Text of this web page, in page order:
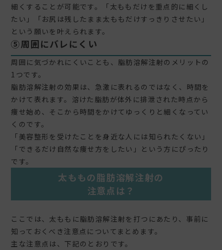
細くすることが可能です。「太ももだけを重点的に細くし
たい」「お尻は残したまま太ももだけすっきりさせたい」
という願いを叶えられます。
⑤周囲にバレにくい
周囲に気づかれにくいことも、脂肪溶解注射のメリットの
1つです。
脂肪溶解注射の効果は、急激に表れるのではなく、時間を
かけて表れます。溶けた脂肪が体外に排泄された時点から
痩せ始め、そこから時間をかけてゆっくりと細くなってい
くのです。
「美容整形を受けたことを身近な人には知られたくない」
「できるだけ自然な痩せ方をしたい」という方にぴったり
です。
太ももの脂肪溶解注射の
注意点は？
ここでは、太ももに脂肪溶解注射を打つにあたり、事前に
知っておくべき注意点についてまとめます。
主な注意点は、下記のとおりです。